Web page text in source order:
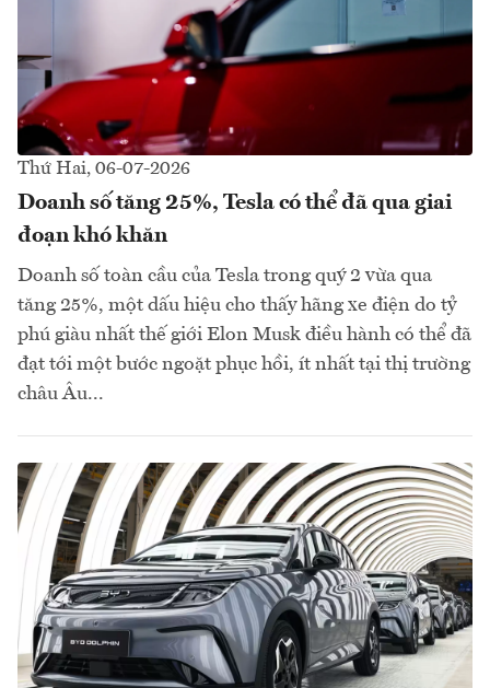
Thứ Hai, 06-07-2026
Doanh số tăng 25%, Tesla có thể đã qua giai
đoạn khó khăn
Doanh số toàn cầu của Tesla trong quý 2 vừa qua
tăng 25%, một dấu hiệu cho thấy hãng xe điện do tỷ
phú giàu nhất thế giới Elon Musk điều hành có thể đã
đạt tới một bước ngoặt phục hồi, ít nhất tại thị trường
châu Âu...